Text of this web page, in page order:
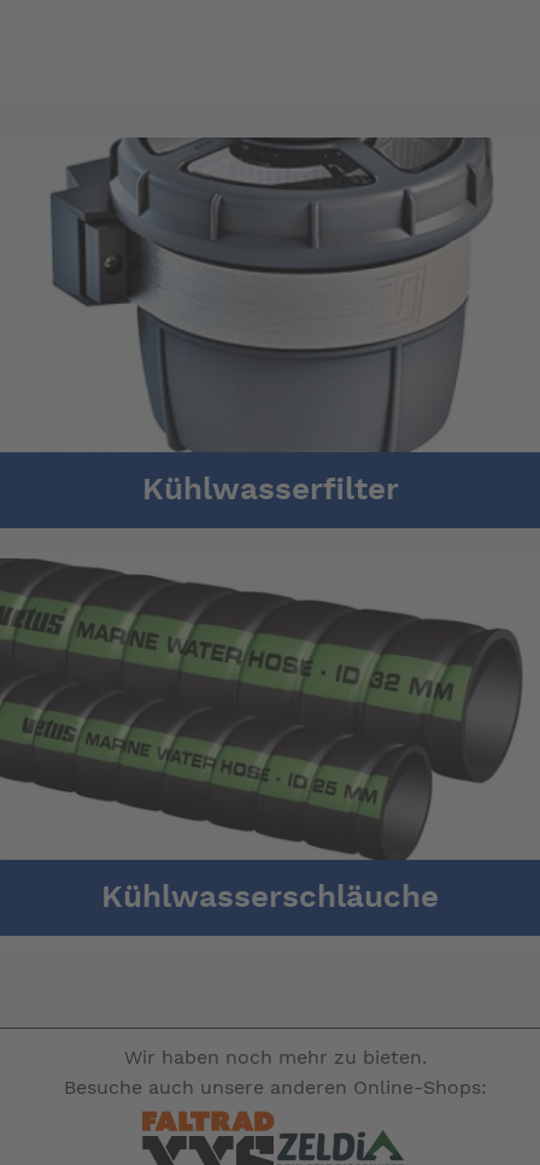
Kühlwasserfilter
Kühlwasserschläuche
Wir haben noch mehr zu bieten.
Besuche auch unsere anderen Online-Shops: